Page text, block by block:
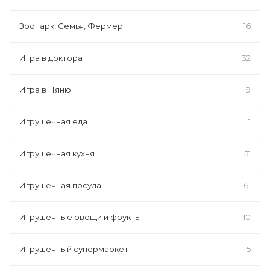
Зоопарк, Семья, Фермер 16
Игра в доктора 32
Игра в Няню 9
Игрушечная еда 1
Игрушечная кухня 51
Игрушечная посуда 61
Игрушечные овощи и фрукты 10
Игрушечный супермаркет 5